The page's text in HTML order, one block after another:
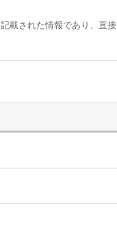
載された情報であり、直接